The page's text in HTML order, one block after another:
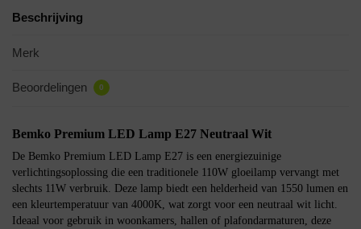
Beschrijving
Merk
Beoordelingen 0
Bemko Premium LED Lamp E27 Neutraal Wit
De Bemko Premium LED Lamp E27 is een energiezuinige
verlichtingsoplossing die een traditionele 110W gloeilamp vervangt met
slechts 11W verbruik. Deze lamp biedt een helderheid van 1550 lumen en
een kleurtemperatuur van 4000K, wat zorgt voor een neutraal wit licht.
Ideaal voor gebruik in woonkamers, hallen of plafondarmaturen, deze